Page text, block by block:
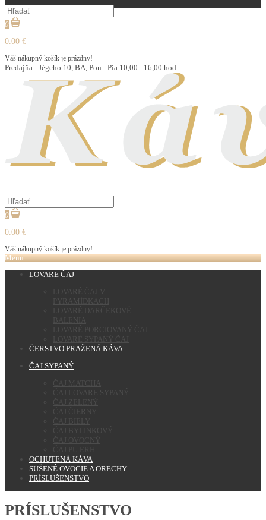
0
0.00 €
Váš nákupný košík je prázdny!
Predajňa : Jégeho 10, BA, Pon - Pia 10,00 - 16,00 hod.
0
0.00 €
Váš nákupný košík je prázdny!
Menu
LOVARE ČAJ
LOVARÉ ČAJ V
PYRAMÍDKACH
LOVARÉ DARČEKOVÉ
BALENIA
LOVARÉ PORCIOVANÝ ČAJ
LOVARÉ SYPANÝ ČAJ
ČERSTVO PRAŽENÁ KÁVA
ČAJ SYPANÝ
ČAJ MATCHA
ČAJ LOVARE SYPANÝ
ČAJ ZELENÝ
ČAJ ČIERNY
ČAJ BIELY
ČAJ BYLINKOVÝ
ČAJ OVOCNÝ
ČAJ PU ERH
OCHUTENÁ KÁVA
SUŠENÉ OVOCIE A ORECHY
PRÍSLUŠENSTVO
PRÍSLUŠENSTVO